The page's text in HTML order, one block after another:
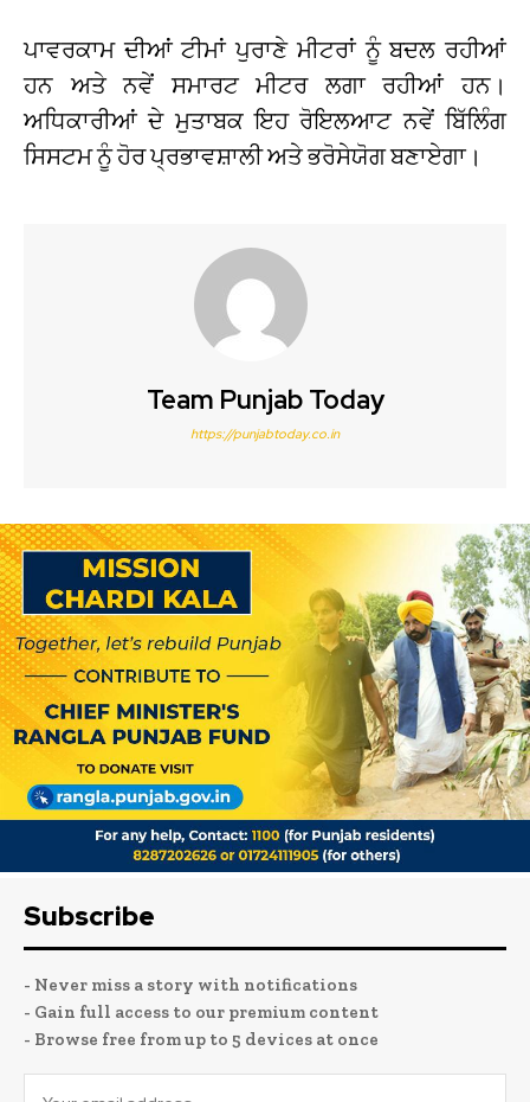
ਪਾਵਰਕਾਮ ਦੀਆਂ ਟੀਮਾਂ ਪੁਰਾਣੇ ਮੀਟਰਾਂ ਨੂੰ ਬਦਲ ਰਹੀਆਂ
ਹਨ ਅਤੇ ਨਵੇਂ ਸਮਾਰਟ ਮੀਟਰ ਲਗਾ ਰਹੀਆਂ ਹਨ।
ਅਧਿਕਾਰੀਆਂ ਦੇ ਮੁਤਾਬਕ ਇਹ ਰੋਇਲਆਟ ਨਵੇਂ ਬਿੱਲਿੰਗ
ਸਿਸਟਮ ਨੂੰ ਹੋਰ ਪ੍ਰਭਾਵਸ਼ਾਲੀ ਅਤੇ ਭਰੋਸੇਯੋਗ ਬਣਾਏਗਾ।
Team Punjab Today
https://punjabtoday.co.in
Subscribe
- Never miss a story with notifications
- Gain full access to our premium content
- Browse free from up to 5 devices at once